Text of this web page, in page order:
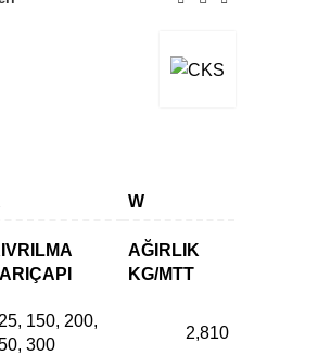
W
AĞIRLIK
KG/MTT
150, 200,
300
2,810